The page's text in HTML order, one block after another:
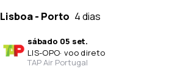
Lisboa- Porto 4 dias
sábado 05 set.
LIS-OPO· voo direto
TAP Air Portugal